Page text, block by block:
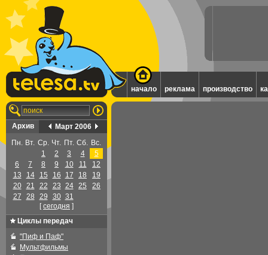
начало реклама производство
Архив
Март 2006
Пн. Вт. Ср. Чт. Пт. Сб. Вс.
1
2 3 4
5
6
7 8 9 10 11
12
13
14 15 16 17 18
19
20
21 22 23 24 25
26
27
28 29 30 31
[cегодня ]
Циклы передач
"Пиф и Паф"
Мультфильмы